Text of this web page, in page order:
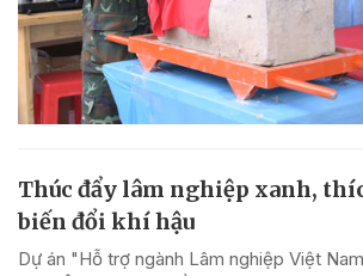
Thúc đẩy lâm nghiệp xanh,
biến đổi khí hậu
Dự án "Hỗ trợ ngành Lâm nghiệp Việt